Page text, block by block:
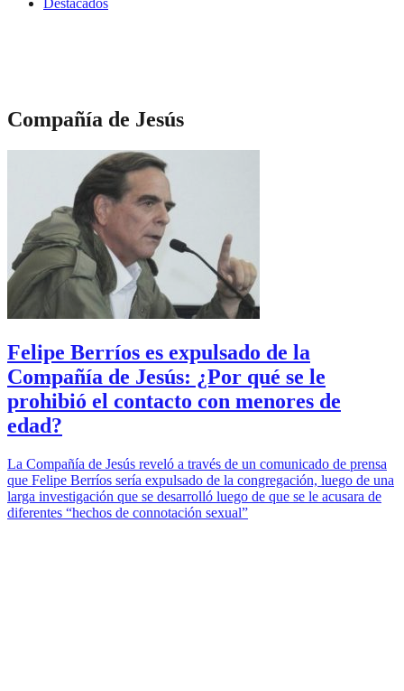
Destacados
Compañía de Jesús
Felipe Berríos es expulsado de la
Compañía de Jesús: ¿Por qué se le
prohibió el contacto con menores de
edad?
La Compañía de Jesús reveló a través de un comunicado de prensa
que Felipe Berríos sería expulsado de la congregación, luego de una
larga investigación que se desarrolló luego de que se le acusara de
diferentes “hechos de connotación sexual”